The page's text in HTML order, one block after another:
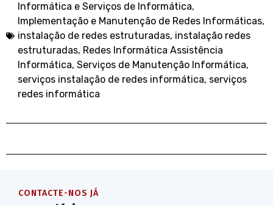
Informática e Serviços de Informática,
Implementação e Manutenção de Redes Informáticas,
instalação de redes estruturadas, instalação redes
estruturadas, Redes Informática Assistência
Informática, Serviços de Manutenção Informática,
serviços instalação de redes informática, serviços
redes informática
CONTACTE-NOS JÁ